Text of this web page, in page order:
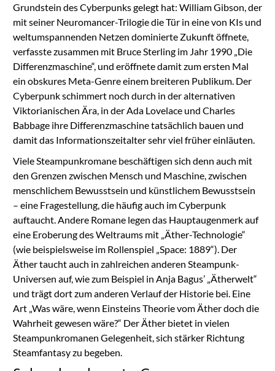
Grundstein des Cyberpunks gelegt hat: William Gibson, der
mit seiner Neuromancer-Trilogie die Tür in eine von KIs und
weltumspannenden Netzen dominierte Zukunft öffnete,
verfasste zusammen mit Bruce Sterling im Jahr 1990 „Die
Differenzmaschine“, und eröffnete damit zum ersten Mal
ein obskures Meta-Genre einem breiteren Publikum. Der
Cyberpunk schimmert noch durch in der alternativen
Viktorianischen Ära, in der Ada Lovelace und Charles
Babbage ihre Differenzmaschine tatsächlich bauen und
damit das Informationszeitalter sehr viel früher einläuten.
Viele Steampunkromane beschäftigen sich denn auch mit
den Grenzen zwischen Mensch und Maschine, zwischen
menschlichem Bewusstsein und künstlichem Bewusstsein
– eine Fragestellung, die häufig auch im Cyberpunk
auftaucht. Andere Romane legen das Hauptaugenmerk auf
eine Eroberung des Weltraums mit „Äther-Technologie“
(wie beispielsweise im Rollenspiel „Space: 1889“). Der
Äther taucht auch in zahlreichen anderen Steampunk-
Universen auf, wie zum Beispiel in Anja Bagus’ „Ätherwelt“
und trägt dort zum anderen Verlauf der Historie bei. Eine
Art „Was wäre, wenn Einsteins Theorie vom Äther doch die
Wahrheit gewesen wäre?“ Der Äther bietet in vielen
Steampunkromanen Gelegenheit, sich stärker Richtung
Steamfantasy zu begeben.